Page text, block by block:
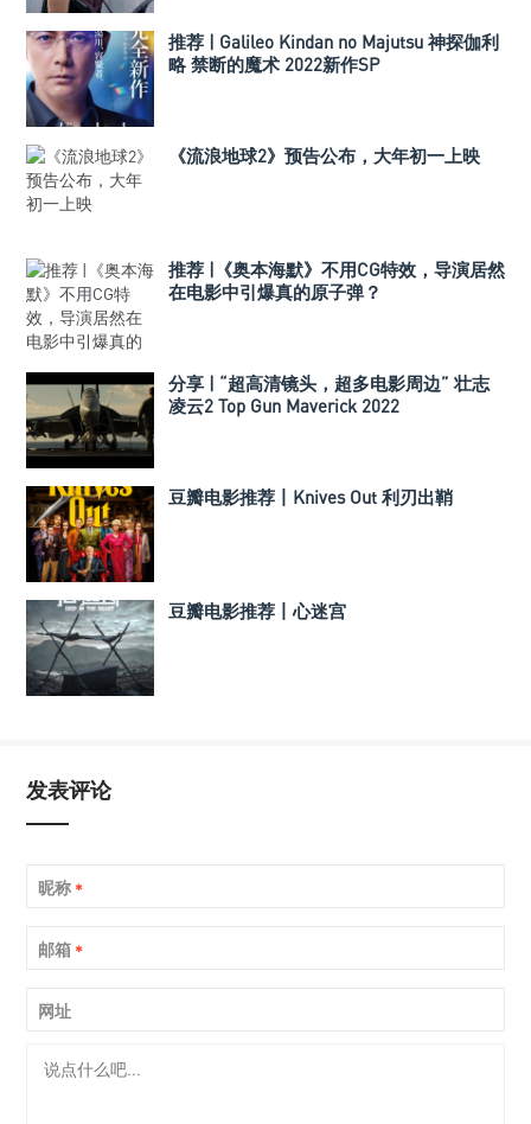
推荐 | Galileo Kindan no Majutsu 神探伽利
略 禁断的魔术 2022新作SP
《流浪地球2》预告公布，大年初一上映
推荐 |《奥本海默》不用CG特效，导演居然
在电影中引爆真的原子弹？
分享 | “超高清镜头，超多电影周边” 壮志
凌云2 Top Gun Maverick 2022
豆瓣电影推荐丨Knives Out 利刃出鞘
豆瓣电影推荐丨心迷宫
发表评论
昵称 *
邮箱 *
网址